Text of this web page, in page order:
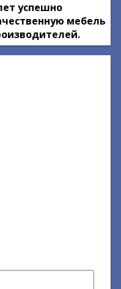
успешно
мебель